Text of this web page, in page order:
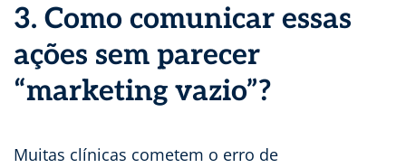
3. Como comunicar essas
ações sem parecer
“marketing vazio”?
Muitas clínicas cometem o erro de